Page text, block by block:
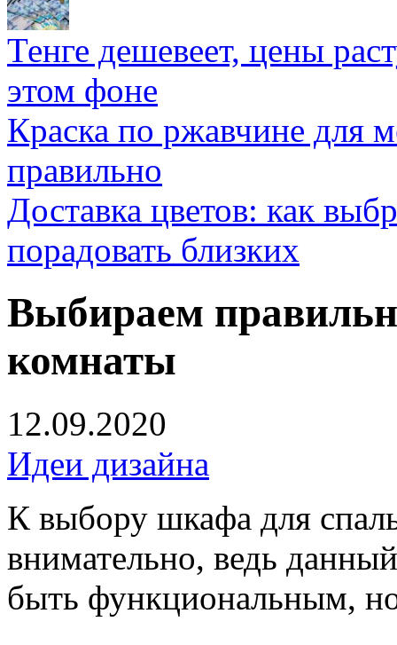
Тенге дешевеет, цены
этом фоне
Краска по ржавчине для
правильно
Доставка цветов: как
порадовать близких
Выбираем
комнаты
12.09.2020
Идеи дизайна
К выбору шкафа для
внимательно, ведь
быть функциональным,